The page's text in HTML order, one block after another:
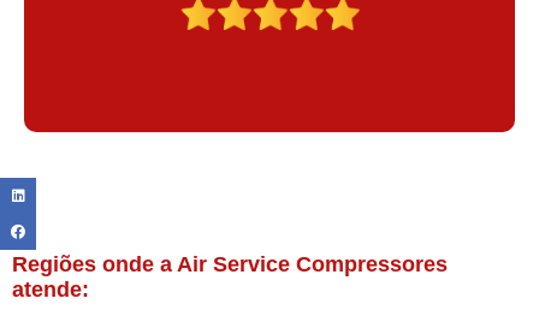
Regiões onde a Air Service Compressores
atende: